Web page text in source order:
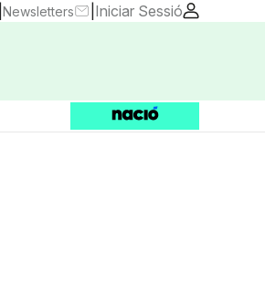
Newsletters Iniciar Sessió